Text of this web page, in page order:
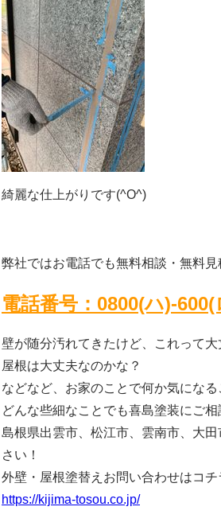
綺麗な仕上がりです(^O^)
弊社ではお電話でも無料相談・無料
電話番号：0800(ハ)-
壁が随分汚れてきたけど、これって大
屋根は大丈夫なのかな？
などなど、お家のことで何か気にな
どんな些細なことでも喜島塗装にご
島根県出雲市、松江市、雲南市、大
さい！
外壁・屋根塗替えお問い合わせはコチ
https://kijima-tosou.co.jp/